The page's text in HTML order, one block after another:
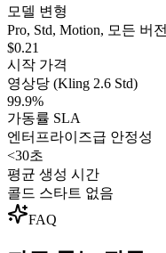
모델 변형
Pro, Std, Motion, 모든 버전
$0.21
시작 가격
영상당 (Kling 2.6 Std)
99.9%
가동률 SLA
엔터프라이즈급 안정성
<30초
평균 생성 시간
콜드 스타트 없음
FAQ